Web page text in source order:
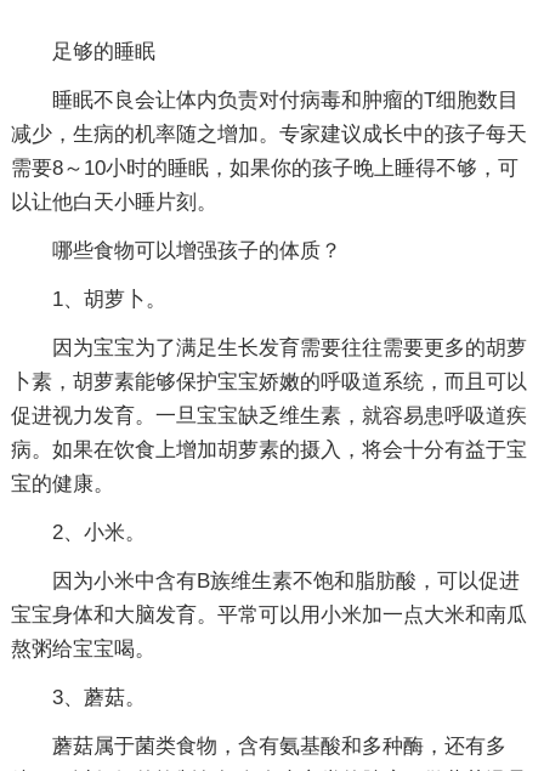
足够的睡眠
睡眠不良会让体内负责对付病毒和肿瘤的T细胞数目
减少，生病的机率随之增加。专家建议成长中的孩子每天
需要8～10小时的睡眠，如果你的孩子晚上睡得不够，可
以让他白天小睡片刻。
哪些食物可以增强孩子的体质？
1、胡萝卜。
因为宝宝为了满足生长发育需要往往需要更多的胡萝
卜素，胡萝素能够保护宝宝娇嫩的呼吸道系统，而且可以
促进视力发育。一旦宝宝缺乏维生素，就容易患呼吸道疾
病。如果在饮食上增加胡萝素的摄入，将会十分有益于宝
宝的健康。
2、小米。
因为小米中含有B族维生素不饱和脂肪酸，可以促进
宝宝身体和大脑发育。平常可以用小米加一点大米和南瓜
熬粥给宝宝喝。
3、蘑菇。
蘑菇属于菌类食物，含有氨基酸和多种酶，还有多